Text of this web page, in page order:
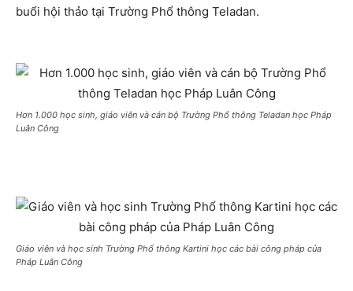
buổi hội thảo tại Trường Phổ thông Teladan.
Hơn 1.000 học sinh, giáo viên và cán bộ Trường Phổ thông Teladan học Pháp
Luân Công
Giáo viên và học sinh Trường Phổ thông Kartini học các bài công pháp của
Pháp Luân Công